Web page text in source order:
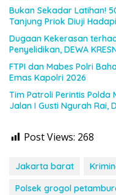
Bukan Sekadar Latihan!
Tanjung Priok Diuji
Dugaan Kekerasan
Penyelidikan, DEWA
FTPI dan Mabes Polri
Emas Kapolri 2026
Tim Patroli Perintis Polda
Jalan I Gusti Ngurah Rai,
Post Views: 268
Jakarta barat
Polsek grogol